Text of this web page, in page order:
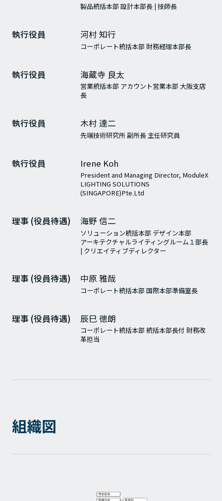
製品統括本部 設計本部長 | 技師長
執行役員 河村 知行
コーポレート統括本部 財務経理本部長
執行役員 海蔵寺 良太
営業統括本部 アカウント営業本部 大阪支店
長
執行役員 木村 達二
先端技術研究所 副所長 主任研究員
執行役員 Irene Koh
President and Managing Director, ModuleX
LIGHTING SOLUTIONS
(SINGAPORE)Pte.Ltd
理事 (役員待遇) 海野 信二
ソリューション統括本部 デザイン本部
アーキテクチャルライティングルーム１部長
| クリエイティブディレクター
理事 (役員待遇) 中原 雅哉
コーポレート統括本部 国際本部準備室長
理事 (役員待遇) 辰巳 徳朗
コーポレート統括本部 統括本部長付 財務改
革担当
組織図